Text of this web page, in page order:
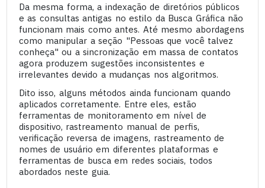
Da mesma forma, a indexação de diretórios públicos
e as consultas antigas no estilo da Busca Gráfica não
funcionam mais como antes. Até mesmo abordagens
como manipular a seção "Pessoas que você talvez
conheça" ou a sincronização em massa de contatos
agora produzem sugestões inconsistentes e
irrelevantes devido a mudanças nos algoritmos.
Dito isso, alguns métodos ainda funcionam quando
aplicados corretamente. Entre eles, estão
ferramentas de monitoramento em nível de
dispositivo, rastreamento manual de perfis,
verificação reversa de imagens, rastreamento de
nomes de usuário em diferentes plataformas e
ferramentas de busca em redes sociais, todos
abordados neste guia.